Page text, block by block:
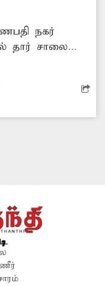
நகர்
தார் சாலை
பணிகள்
அமைக்காமல்
பணியை
வேண்டும்.